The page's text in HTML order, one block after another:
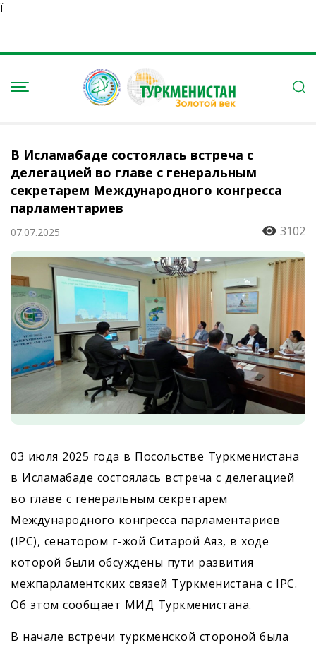
Ï
В Исламабаде состоялась встреча с
делегацией во главе с генеральным
секретарем Международного конгресса
парламентариев
07.07.2025 3102
03 июля 2025 года в Посольстве Туркменистана
в Исламабаде состоялась встреча с делегацией
во главе с генеральным секретарем
Международного конгресса парламентариев
(IPC), сенатором г-жой Ситарой Аяз, в ходе
которой были обсуждены пути развития
межпарламентских связей Туркменистана с IPC.
Об этом сообщает МИД Туркменистана.
В начале встречи туркменской стороной была